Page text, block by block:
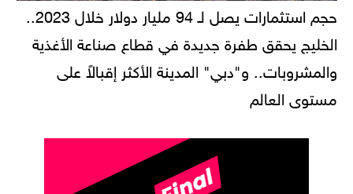
حجم استثمارات يصل لـ 94 مليار دولار خلال 2023..
الخليج يحقق طفرة جديدة في قطاع صناعة الأغذية
والمشروبات.. و"دبي" المدينة الأكثر إقبالاً على
مستوى العالم